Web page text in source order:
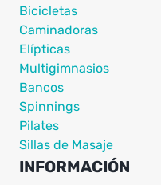
Bicicletas
Caminadoras
Elípticas
Multigimnasios
Bancos
Spinnings
Pilates
Sillas de Masaje
INFORMACIÓN